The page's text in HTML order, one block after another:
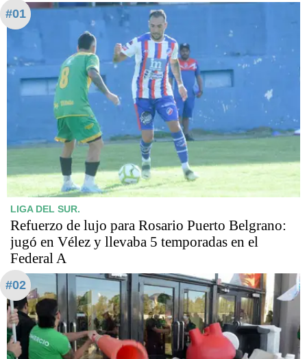
#01
LIGA DEL SUR.
Refuerzo de lujo para Rosario Puerto Belgrano:
jugó en Vélez y llevaba 5 temporadas en el
Federal A
#02